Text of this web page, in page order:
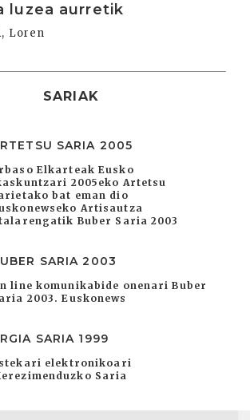
luzea aurretik
Loren
SARIAK
SARIA 2005
Elkarteak Eusko
2005eko Artetsu
bat eman dio
Artisautza
Buber Saria 2003
SARIA 2003
line komunikabide onenari Buber
2003. Euskonews
SARIA 1999
elektronikoari
Saria